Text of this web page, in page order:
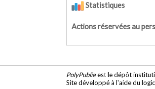
Statistiques
Actions réservées au
PolyPublieest le dépôt
Site développé à l'aide du